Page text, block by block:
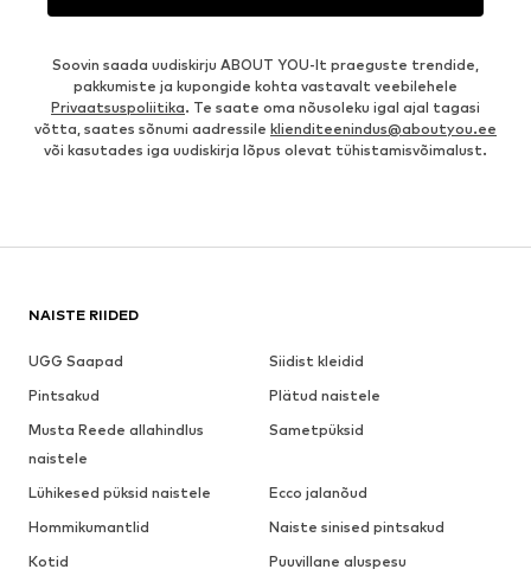
Soovin saada uudiskirju ABOUT YOU-lt praeguste trendide,
pakkumiste ja kupongide kohta vastavalt veebilehele
Privaatsuspoliitika. Te saate oma nõusoleku igal ajal tagasi
võtta, saates sõnumi aadressile klienditeenindus@aboutyou.ee
või kasutades iga uudiskirja lõpus olevat tühistamisvõimalust.
NAISTE RIIDED
UGG Saapad
Siidist kleidid
Pintsakud
Plätud naistele
Musta Reede allahindlus
naistele
Sametpüksid
Lühikesed püksid naistele
Ecco jalanõud
Hommikumantlid
Naiste sinised pintsakud
Kotid
Puuvillane aluspesu